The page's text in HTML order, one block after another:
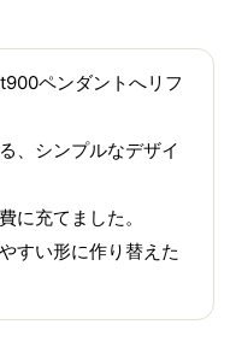
ペンダントへリフ
、シンプルなデザイ
に充てました。
すい形に作り替えた